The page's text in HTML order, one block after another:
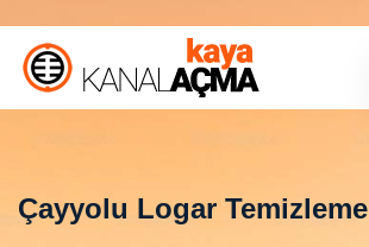
Çayyolu Logar Temizleme